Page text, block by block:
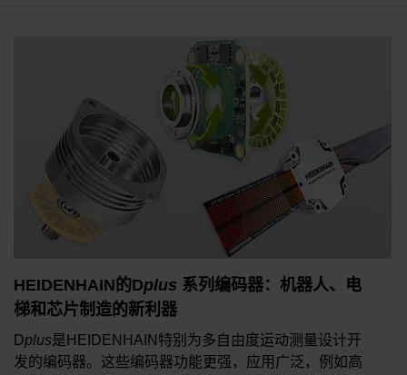
HEIDENHAIN的Dplus 系列编码器：机器人、电
梯和芯片制造的新利器
Dplus是HEIDENHAIN特别为多自由度运动测量设计开
发的编码器。这些编码器功能更强，应用广泛，例如高